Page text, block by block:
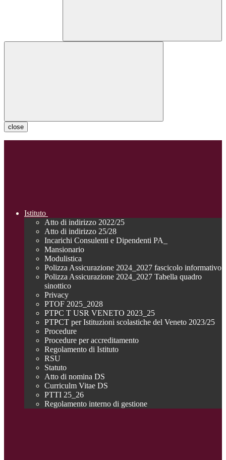
close
Istituto
Atto di indirizzo 2022/25
Atto di indirizzo 25/28
Incarichi Consulenti e Dipendenti PA_
Mansionario
Modulistica
Polizza Assicurazione 2024_2027 fascicolo informativo
Polizza Assicurazione 2024_2027 Tabella quadro
sinottico
Privacy
PTOF 2025_2028
PTPC T USR VENETO 2023_25
PTPCT per Istituzioni scolastiche del Veneto 2023/25
Procedure
Procedure per accreditamento
Regolamento di Istituto
RSU
Statuto
Atto di nomina DS
Curriculm Vitae DS
PTTI 25_26
Regolamento interno di gestione